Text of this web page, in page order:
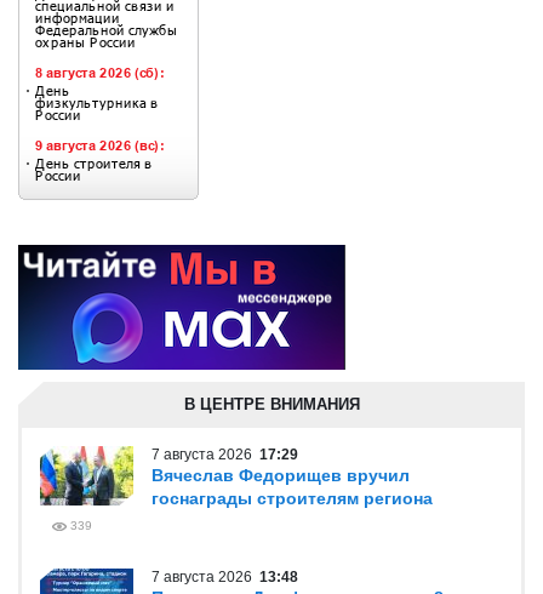
В ЦЕНТРЕ ВНИМАНИЯ
7 августа 2026 17:29
Вячеслав Федорищев вручил
госнаграды строителям региона
339
7 августа 2026 13:48